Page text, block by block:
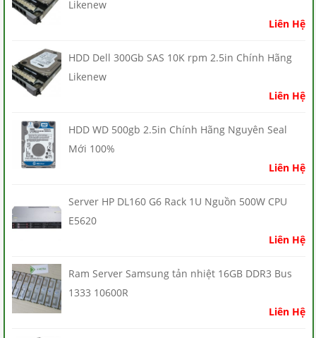
Likenew
Liên Hệ
HDD Dell 300Gb SAS 10K rpm 2.5in Chính Hãng
Likenew
Liên Hệ
HDD WD 500gb 2.5in Chính Hãng Nguyên Seal
Mới 100%
Liên Hệ
Server HP DL160 G6 Rack 1U Nguồn 500W CPU
E5620
Liên Hệ
Ram Server Samsung tản nhiệt 16GB DDR3 Bus
1333 10600R
Liên Hệ